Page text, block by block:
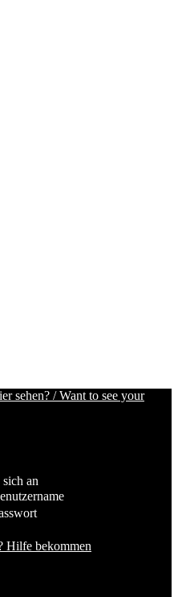
sehen? / Want to see your
an
Hilfe bekommen